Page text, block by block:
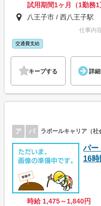
試用期間1ヶ月（1勤務1
八王子市 / 西八王子駅
仕事内
交通費支給
キープする 詳
ア パ ラポールキャリア（社
パー
16
時給 1,475～1,840円